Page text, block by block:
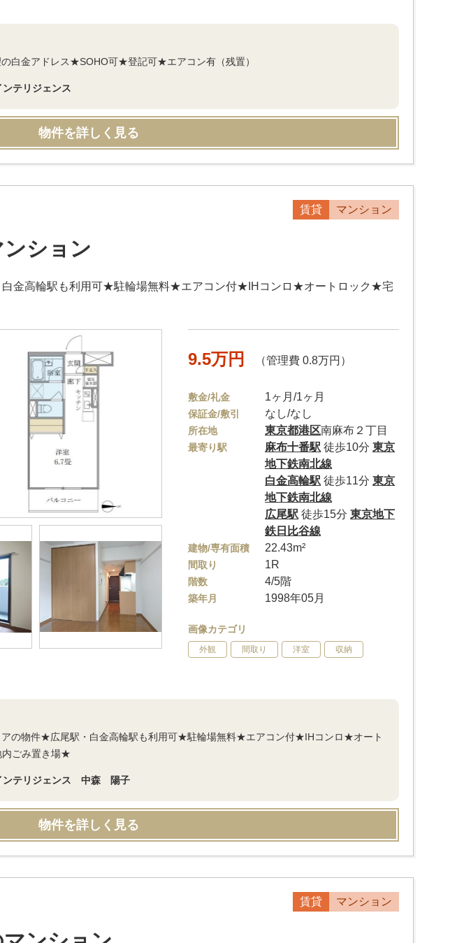
白金アドレス★SOHO可★登記可★エアコン有（残置）
テリジェンス
物件を詳しく見る
賃貸 マンション
ション
白金高輪駅も利用可★駐輪場無料★エアコン付★IHコンロ★オートロック★宅
9.5万円 （管理費 0.8万円）
敷金/礼金 1ヶ月/1ヶ月
保証金/敷引 なし/なし
所在地 東京都港区南麻布２丁目
最寄り駅 麻布十番駅 徒歩10分東京
地下鉄南北線
白金高輪駅 徒歩11分東京
地下鉄南北線
広尾駅 徒歩15分東京地下
鉄日比谷線
建物/専有面積 22.43m²
間取り 1R
階数 4/5階
築年月 1998年05月
画像カテゴリ
外観 間取り 洋室 収納
アの物件★広尾駅・白金高輪駅も利用可★駐輪場無料★エアコン付★IHコンロ★オート
ごみ置き場★
ンテリジェンス 中森 陽子
物件を詳しく見る
賃貸 マンション